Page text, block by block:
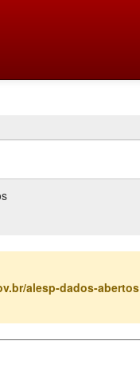
alesp-dados-abertos